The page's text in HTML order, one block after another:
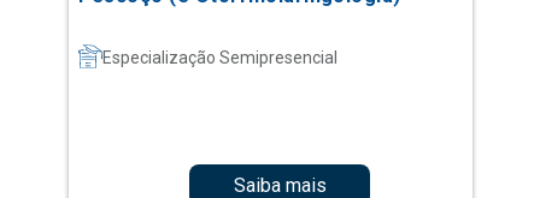
Especialização Semipresencial
Saiba mais